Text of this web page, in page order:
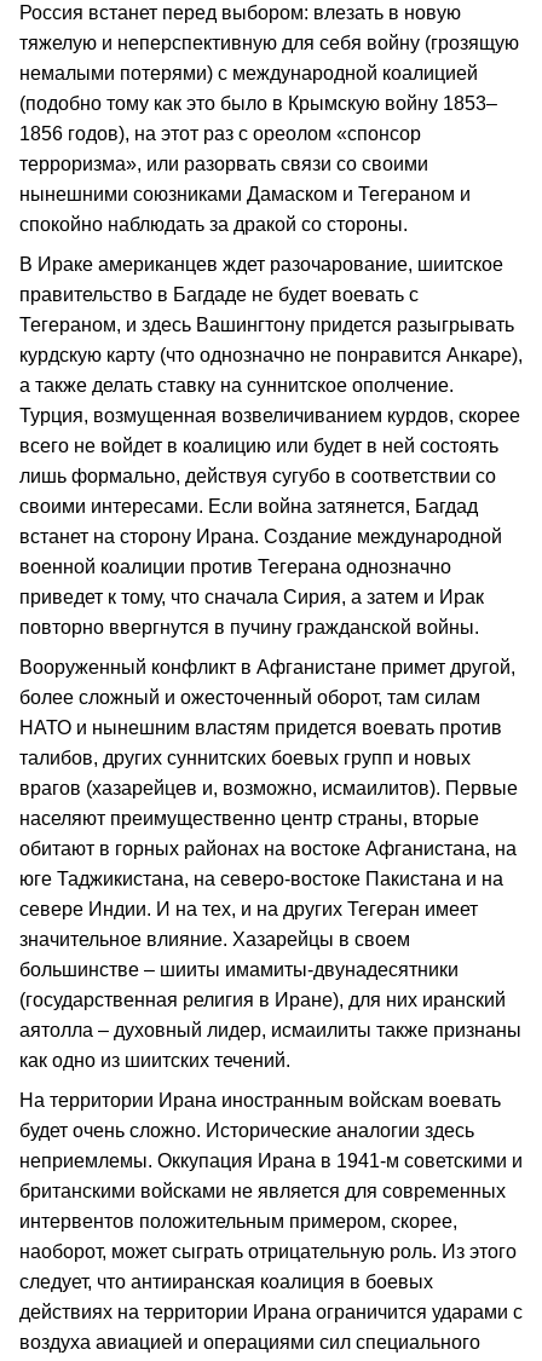
Россия встанет перед выбором: влезать в новую
тяжелую и неперспективную для себя войну (грозящую
немалыми потерями) с международной коалицией
(подобно тому как это было в Крымскую войну 1853–
1856 годов), на этот раз с ореолом «спонсор
терроризма», или разорвать связи со своими
нынешними союзниками Дамаском и Тегераном и
спокойно наблюдать за дракой со стороны.
В Ираке американцев ждет разочарование, шиитское
правительство в Багдаде не будет воевать с
Тегераном, и здесь Вашингтону придется разыгрывать
курдскую карту (что однозначно не понравится Анкаре),
а также делать ставку на суннитское ополчение.
Турция, возмущенная возвеличиванием курдов, скорее
всего не войдет в коалицию или будет в ней состоять
лишь формально, действуя сугубо в соответствии со
своими интересами. Если война затянется, Багдад
встанет на сторону Ирана. Создание международной
военной коалиции против Тегерана однозначно
приведет к тому, что сначала Сирия, а затем и Ирак
повторно ввергнутся в пучину гражданской войны.
Вооруженный конфликт в Афганистане примет другой,
более сложный и ожесточенный оборот, там силам
НАТО и нынешним властям придется воевать против
талибов, других суннитских боевых групп и новых
врагов (хазарейцев и, возможно, исмаилитов). Первые
населяют преимущественно центр страны, вторые
обитают в горных районах на востоке Афганистана, на
юге Таджикистана, на северо-востоке Пакистана и на
севере Индии. И на тех, и на других Тегеран имеет
значительное влияние. Хазарейцы в своем
большинстве – шииты имамиты-двунадесятники
(государственная религия в Иране), для них иранский
аятолла – духовный лидер, исмаилиты также признаны
как одно из шиитских течений.
На территории Ирана иностранным войскам воевать
будет очень сложно. Исторические аналогии здесь
неприемлемы. Оккупация Ирана в 1941-м советскими и
британскими войсками не является для современных
интервентов положительным примером, скорее,
наоборот, может сыграть отрицательную роль. Из этого
следует, что антииранская коалиция в боевых
действиях на территории Ирана ограничится ударами с
воздуха авиацией и операциями сил специального